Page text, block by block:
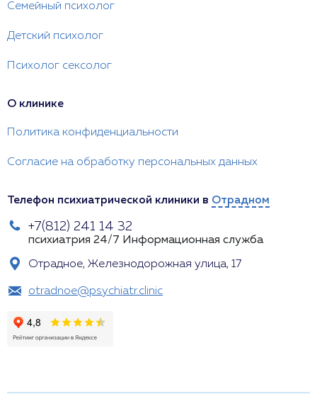
Семейный психолог
Детский психолог
Психолог сексолог
О клинике
Политика конфиденциальности
Согласие на обработку персональных данных
Телефон психиатрической клиники в Отрадном
+7(812) 241 14 32
психиатрия 24/7 Информационная служба
Отрадное, Железнодорожная улица, 17
otradnoe@psychiatr.clinic